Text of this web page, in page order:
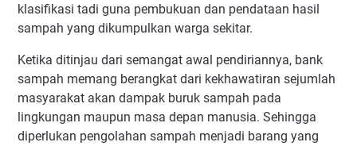
klasifikasi tadi guna pembukuan dan pendataan hasil
sampah yang dikumpulkan warga sekitar.
Ketika ditinjau dari semangat awal pendiriannya, bank
sampah memang berangkat dari kekhawatiran sejumlah
masyarakat akan dampak buruk sampah pada
lingkungan maupun masa depan manusia. Sehingga
diperlukan pengolahan sampah menjadi barang yang